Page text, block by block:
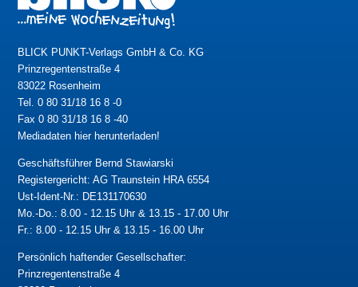
BLICK PUNKT-Verlags GmbH & Co. KG
Prinzregentenstraße 4
83022 Rosenheim
Tel. 0 80 31/18 16 8 -0
Fax 0 80 31/18 16 8 -40
Mediadaten hier herunterladen!
Geschäftsführer Bernd Stawiarski
Registergericht: AG Traunstein HRA 6554
Ust-Ident-Nr.: DE131170630
Mo.-Do.: 8.00 - 12.15 Uhr & 13.15 - 17.00 Uhr
Fr.: 8.00 - 12.15 Uhr & 13.15 - 16.00 Uhr
Persönlich haftender Gesellschafter:
Prinzregentenstraße 4